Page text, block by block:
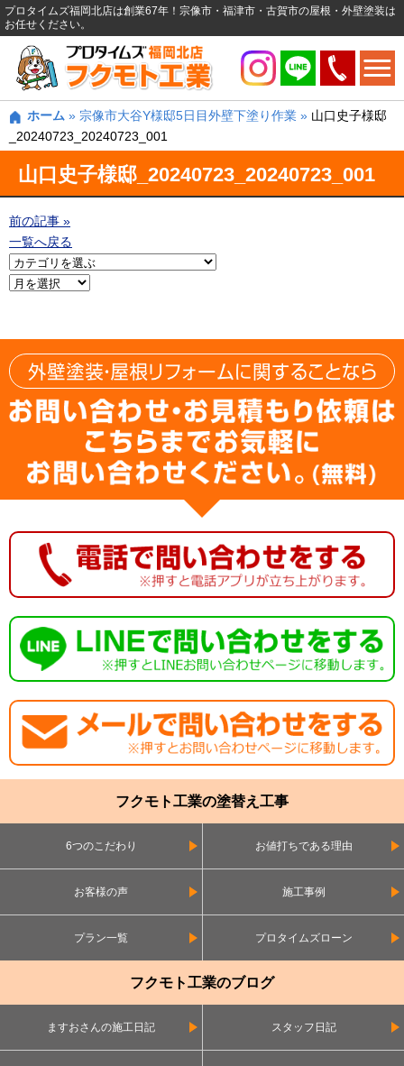
プロタイムズ福岡北店は創業67年！宗像市・福津市・古賀市の屋根・外壁塗装は
お任せください。
ホーム » 宗像市大谷Y様邸5日目外壁下塗り作業 » 山口史子様邸
_20240723_20240723_001
山口史子様邸_20240723_20240723_001
前の記事 »
一覧へ戻る
フクモト工業の塗替え工事
6つのこだわり お値打ちである理由
お客様の声 施工事例
プラン一覧 プロタイムズローン
フクモト工業のブログ
ますおさんの施工日記 スタッフ日記